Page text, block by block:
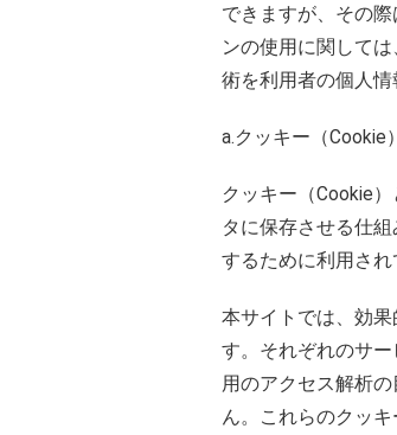
できますが、その
ンの使用に関して
術を利用者の個人情
a.クッキー（Cookie
クッキー（Cookie
タに保存させる仕
するために利用され
本サイトでは、効
す。それぞれのサ
用のアクセス解析
ん。これらのクッ